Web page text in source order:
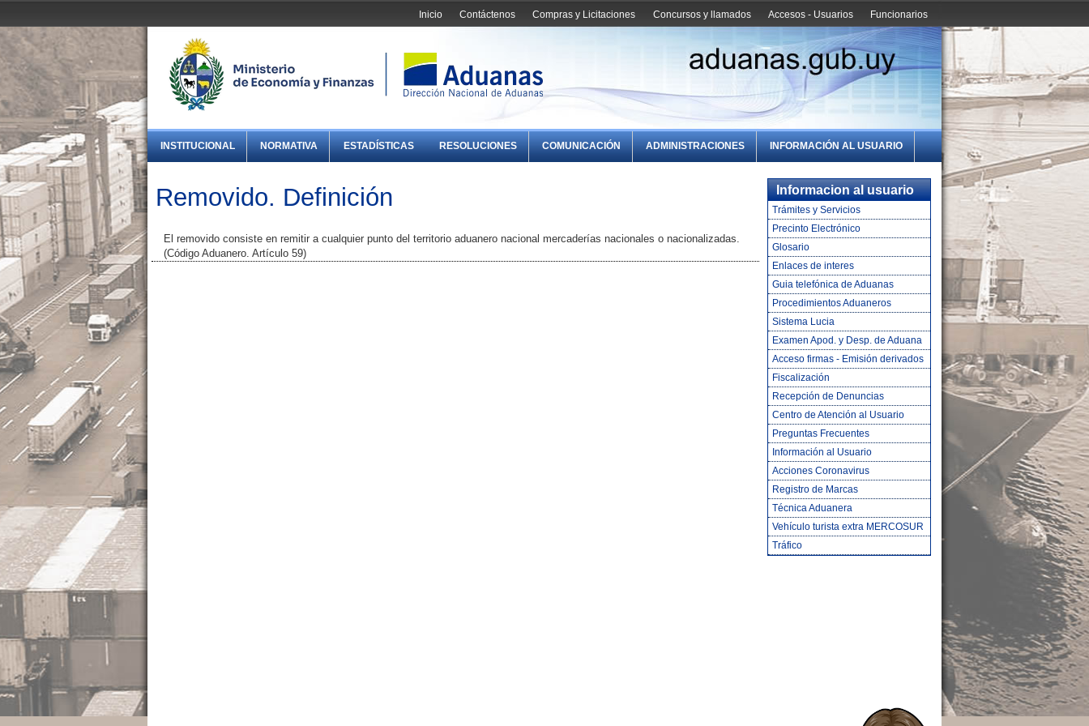
Funcionarios
Accesos - Usuarios
Concursos y llamados
Compras y Licitaciones
Contáctenos
Inicio
INSTITUCIONAL NORMATIVA ESTADÍSTICAS RESOLUCIONES COMUNICACIÓN ADMINISTRACIONES INFORMACIÓN AL USUARIO
Removido. Definición
El removido consiste en remitir a cualquier punto del territorio aduanero nacional mercaderías nacionales o nacionalizadas.
(Código Aduanero. Artículo 59)
Informacion al usuario
Trámites y Servicios
Precinto Electrónico
Glosario
Enlaces de interes
Guia telefónica de Aduanas
Procedimientos Aduaneros
Sistema Lucia
Examen Apod. y Desp. de Aduana
Acceso firmas - Emisión derivados
Fiscalización
Recepción de Denuncias
Centro de Atención al Usuario
Preguntas Frecuentes
Información al Usuario
Acciones Coronavirus
Registro de Marcas
Técnica Aduanera
Vehículo turista extra MERCOSUR
Tráfico